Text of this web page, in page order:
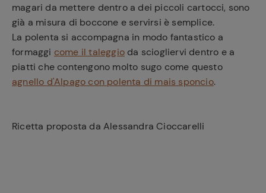
magari da mettere dentro a dei piccoli cartocci, sono
già a misura di boccone e servirsi è semplice.
La polenta si accompagna in modo fantastico a
formaggi come il taleggio da sciogliervi dentro e a
piatti che contengono molto sugo come questo
agnello d'Alpago con polenta di mais sponcio.
Ricetta proposta da Alessandra Cioccarelli